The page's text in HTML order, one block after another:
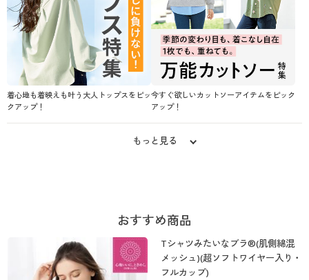
着心地も着映えも叶う大人トップスをピッ
クアップ！
今すぐ欲しいカットソーアイテムをピック
アップ！
もっと見る
おすすめ商品
Tシャツみたいなブラ®(肌側綿混
メッシュ)(超ソフトワイヤー入り・
フルカップ)